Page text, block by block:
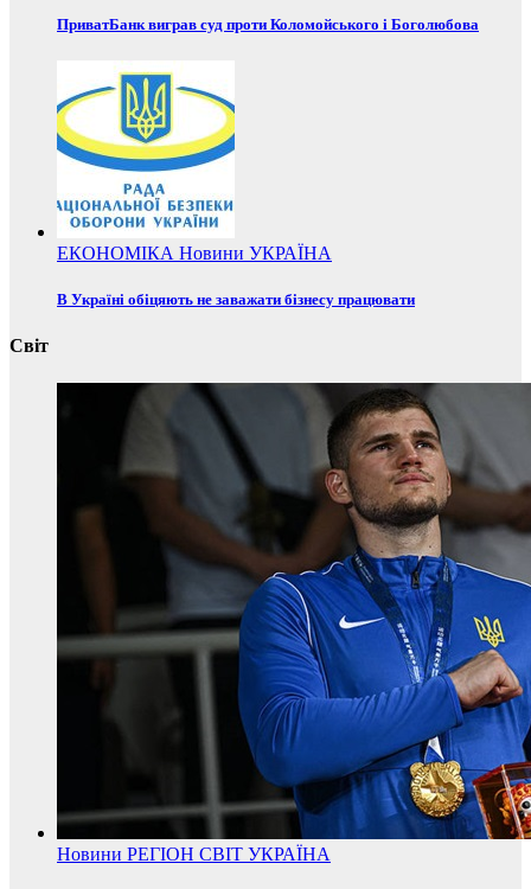
ПриватБанк виграв суд проти Коломойського і Боголюбова
ЕКОНОМІКА Новини УКРАЇНА
В Україні обіцяють не заважати бізнесу працювати
Світ
Новини РЕГІОН СВІТ УКРАЇНА